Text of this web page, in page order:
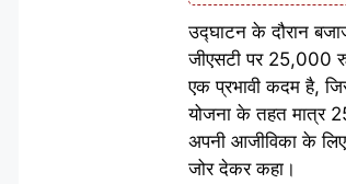
उद्घाटन के दौरान
जीएसटी पर 25,000
एक प्रभावी कदम है,
योजना के तहत मात्र
अपनी आजीविका के
जोर देकर कहा।